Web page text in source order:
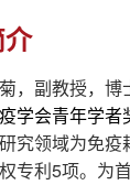
，副教授，博
学会青年学者
究领域为免疫
专利 5项。为